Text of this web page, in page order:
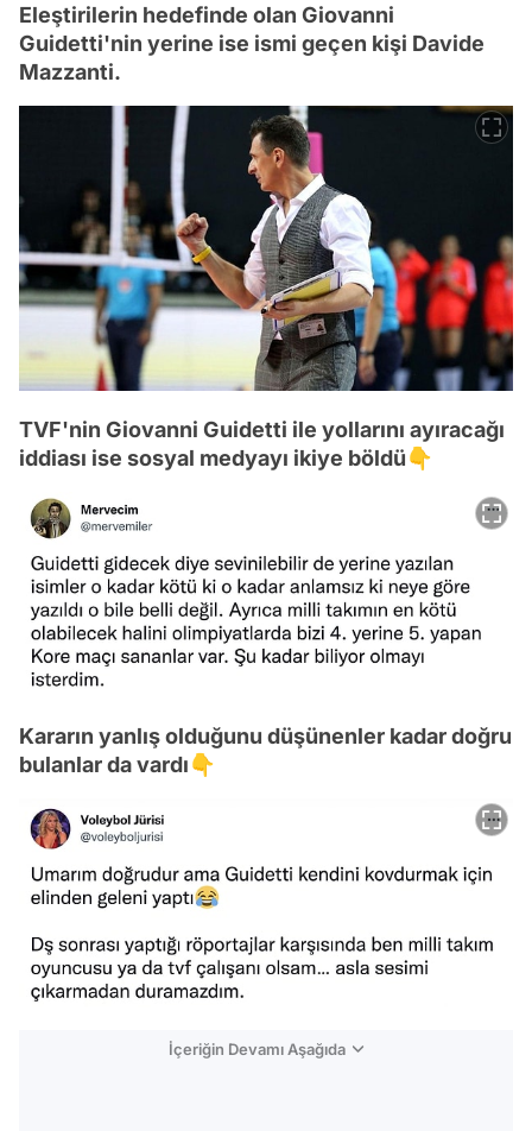
Eleştirilerin hedefinde olan Giovanni
Guidetti'nin yerine ise ismi geçen kişi Davide
Mazzanti.
TVF'nin Giovanni Guidetti ile yollarını ayıracağı
iddiası ise sosyal medyayı ikiye böldü👇
Kararın yanlış olduğunu düşünenler kadar doğru
bulanlar da vardı👇
İçeriğin Devamı Aşağıda